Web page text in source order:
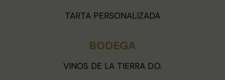
TARTA PERSONALIZADA
BODEGA
VINOS DE LA TIERRA D.O.